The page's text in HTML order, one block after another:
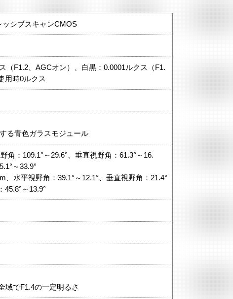
ッシブスキャンCMOS
（F1.2、AGCオン）、白黒：0.0001ルクス（F1.
用時0ルクス
る青色ガラスモジュール
角：109.1°～29.6°、垂直視野角：61.3°～16.
～33.9°
、水平視野角：39.1°～12.1°、垂直視野角：21.4°
45.8°～13.9°
域でF1.4の一定明るさ